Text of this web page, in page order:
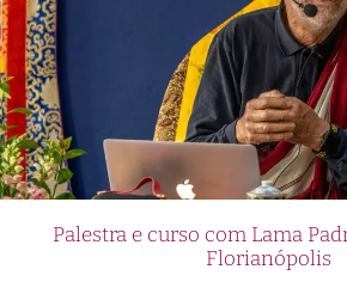
Palestra e curso com Lama
Florianópolis